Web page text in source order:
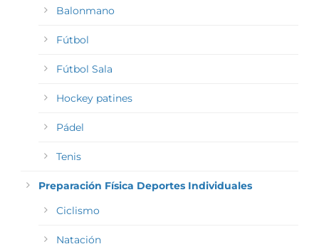
Balonmano
Fútbol
Fútbol Sala
Hockey patines
Pádel
Tenis
Preparación Física Deportes Individuales
Ciclismo
Natación